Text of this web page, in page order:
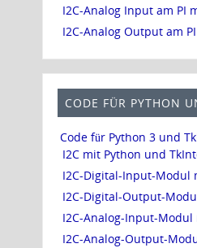
I2C-Analog Input am PI
I2C-Analog Output am
CODE FÜR PYTHON
Code für Python 3 und
I2C mit Python und
I2C-Digital-Input-Modul
I2C-Digital-Output-
I2C-Analog-Input-Modul
I2C-Analog-Output-